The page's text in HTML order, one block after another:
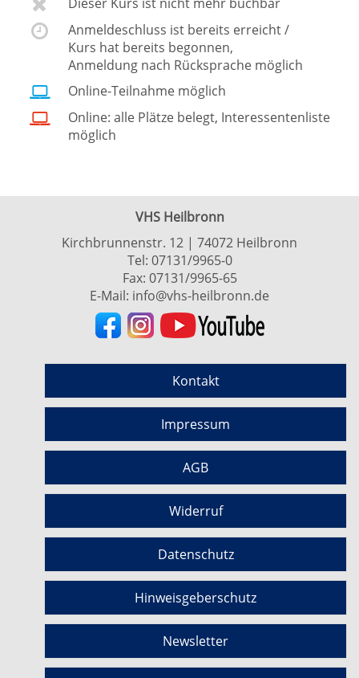
Anmeldeschluss ist bereits erreicht /
Kurs hat bereits begonnen,
Anmeldung nach Rücksprache möglich
Online-Teilnahme möglich
Online: alle Plätze belegt, Interessentenliste
möglich
VHS Heilbronn
Kirchbrunnenstr. 12 | 74072 Heilbronn
Tel: 07131/9965-0
Fax: 07131/9965-65
E-Mail: info@vhs-heilbronn.de
Kontakt
Impressum
AGB
Widerruf
Datenschutz
Hinweisgeberschutz
Newsletter